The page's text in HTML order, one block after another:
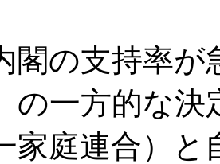
の支持率が
の一方的な
家庭連合）